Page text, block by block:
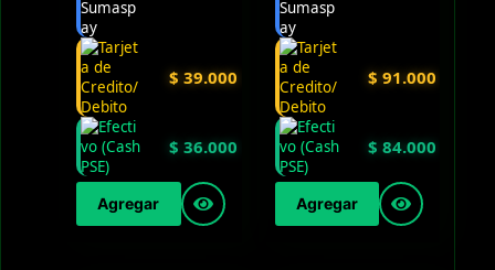
$ 39.000
$ 36.000
Agregar
$ 91.000
$ 84.000
Agregar